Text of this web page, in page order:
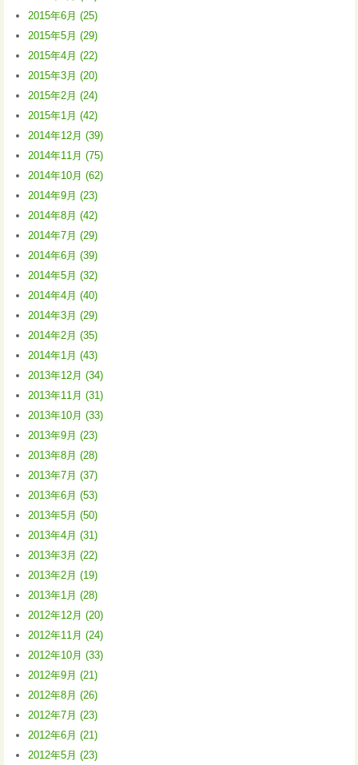
2015年6月 (25)
2015年5月 (29)
2015年4月 (22)
2015年3月 (20)
2015年2月 (24)
2015年1月 (42)
2014年12月 (39)
2014年11月 (75)
2014年10月 (62)
2014年9月 (23)
2014年8月 (42)
2014年7月 (29)
2014年6月 (39)
2014年5月 (32)
2014年4月 (40)
2014年3月 (29)
2014年2月 (35)
2014年1月 (43)
2013年12月 (34)
2013年11月 (31)
2013年10月 (33)
2013年9月 (23)
2013年8月 (28)
2013年7月 (37)
2013年6月 (53)
2013年5月 (50)
2013年4月 (31)
2013年3月 (22)
2013年2月 (19)
2013年1月 (28)
2012年12月 (20)
2012年11月 (24)
2012年10月 (33)
2012年9月 (21)
2012年8月 (26)
2012年7月 (23)
2012年6月 (21)
2012年5月 (23)